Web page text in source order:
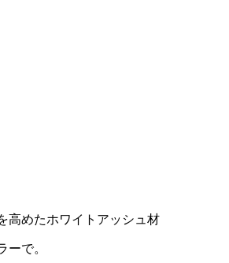
高めたホワイトアッシュ材
ーで。